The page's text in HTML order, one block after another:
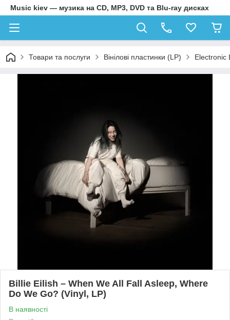
Music kiev — музика на CD, MP3, DVD та Blu-ray дисках
Товари та послуги Вінілові пластинки (LP) Electronic
Billie Eilish – When We All Fall Asleep, Where
Do We Go? (Vinyl, LP)
В наявності